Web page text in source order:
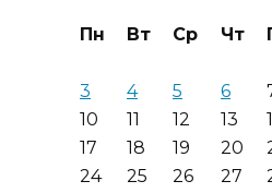
Пн Вт Ср Чт
3
4 5 6
10
11 12 13
17
18 19 20
24
25 26 27